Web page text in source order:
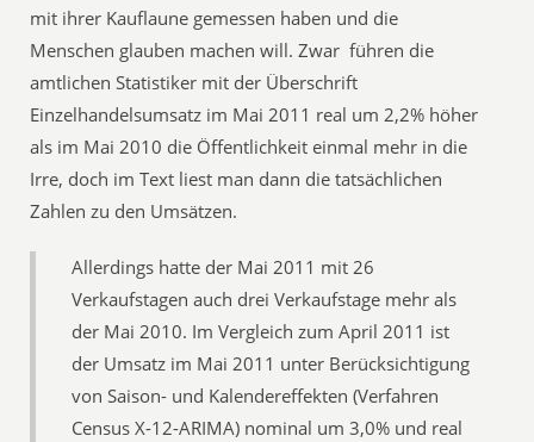
mit ihrer Kauflaune gemessen haben und die
Menschen glauben machen will. Zwar führen die
amtlichen Statistiker mit der Überschrift
Einzelhandelsumsatz im Mai 2011 real um 2,2% höher
als im Mai 2010 die Öffentlichkeit einmal mehr in die
Irre, doch im Text liest man dann die tatsächlichen
Zahlen zu den Umsätzen.
Allerdings hatte der Mai 2011 mit 26
Verkaufstagen auch drei Verkaufstage mehr als
der Mai 2010. Im Vergleich zum April 2011 ist
der Umsatz im Mai 2011 unter Berücksichtigung
von Saison- und Kalendereffekten (Verfahren
Census X-12-ARIMA) nominal um 3,0% und real